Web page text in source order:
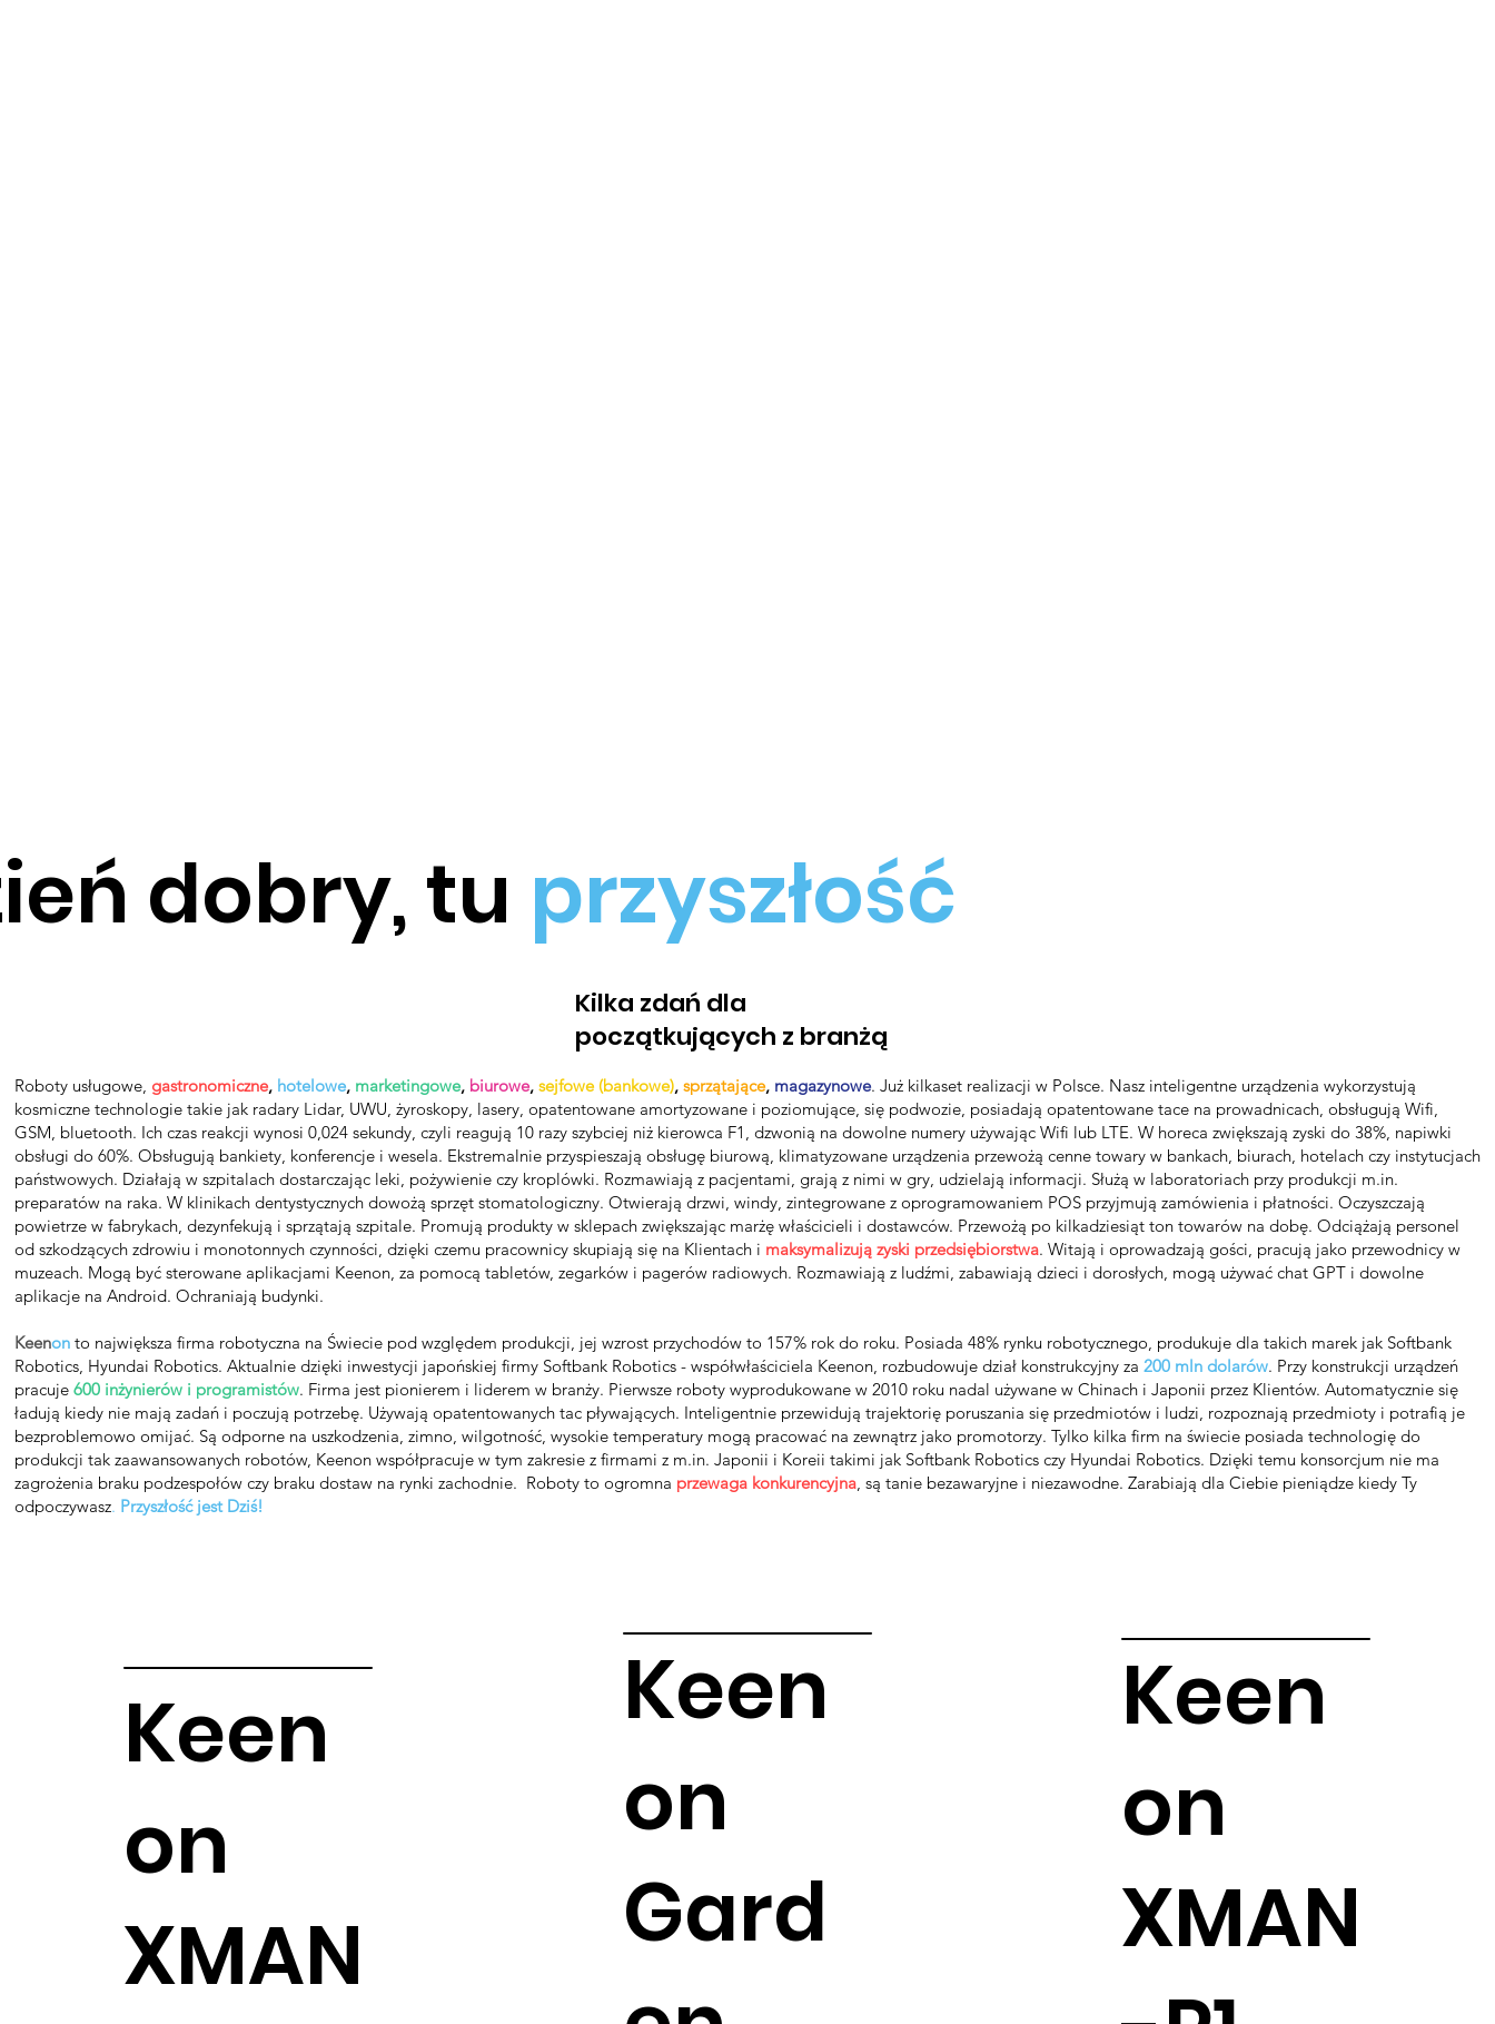
dobry, tu przyszłość
Roboty usługowe, gastronomiczne, hotelowe, marketingowe, biurowe, sejfowe (bankowe), sprzątające, magazynowe. Już kilkaset realizacji w Polsce. Nasz inteligentne urządzenia wykorzystują
kosmiczne technologie takie jak radary Lidar, UWU, żyroskopy, lasery, opatentowane amortyzowane i poziomujące, się podwozie, posiadają opatentowane tace na prowadnicach, obsługują Wifi,
GSM, bluetooth. Ich czas reakcji wynosi 0,024 sekundy, czyli reagują 10 razy szybciej niż kierowca F1, dzwonią na dowolne numery używając Wifi lub LTE. W horeca zwiększają zyski do 38%, napiwki
obsługi do 60%. Obsługują bankiety, konferencje i wesela. Ekstremalnie przyspieszają obsługę biurową, klimatyzowane urządzenia przewożą cenne towary w bankach, biurach, hotelach czy instytucjach
państwowych. Działają w szpitalach dostarczając leki, pożywienie czy kroplówki. Rozmawiają z pacjentami, grają z nimi w gry, udzielają informacji. Służą w laboratoriach przy produkcji m.in.
preparatów na raka. W klinikach dentystycznych dowożą sprzęt stomatologiczny. Otwierają drzwi, windy, zintegrowane z oprogramowaniem POS przyjmują zamówienia i płatności. Oczyszczają
powietrze w fabrykach, dezynfekują i sprzątają szpitale. Promują produkty w sklepach zwiększając marżę właścicieli i dostawców. Przewożą po kilkadziesiąt ton towarów na dobę. Odciążają personel
od szkodzących zdrowiu i monotonnych czynności, dzięki czemu pracownicy skupiają się na Klientach i maksymalizują zyski przedsiębiorstwa. Witają i oprowadzają gości, pracują jako przewodnicy w
muzeach. Mogą być sterowane aplikacjami Keenon, za pomocą tabletów, zegarków i pagerów radiowych. Rozmawiają z ludźmi, zabawiają dzieci i dorosłych, mogą używać chat GPT i dowolne
aplikacje na Android. Ochraniają budynki.
Keenonto największa firma robotyczna na Świecie pod względem produkcji, jej wzrost przychodów to 157% rok do roku. Posiada 48% rynku robotycznego, produkuje dla takich marek jak Softbank
Robotics, Hyundai Robotics. Aktualnie dzięki inwestycji japońskiej firmy Softbank Robotics - współwłaściciela Keenon, rozbudowuje dział konstrukcyjny za 200 mln dolarów. Przy konstrukcji urządzeń
pracuje 600 inżynierów i programistów. Firma jest pionierem i liderem w branży. Pierwsze roboty wyprodukowane w 2010 roku nadal używane w Chinach i Japonii przez Klientów. Automatycznie się
ładują kiedy nie mają zadań i poczują potrzebę. Używają opatentowanych tac pływających. Inteligentnie przewidują trajektorię poruszania się przedmiotów i ludzi, rozpoznają przedmioty i potrafią je
bezproblemowo omijać. Są odporne na uszkodzenia, zimno, wilgotność, wysokie temperatury mogą pracować na zewnątrz jako promotorzy. Tylko kilka firm na świecie posiada technologię do
produkcji tak zaawansowanych robotów, Keenon współpracuje w tym zakresie z firmami z m.in. Japonii i Koreii takimi jak Softbank Robotics czy Hyundai Robotics. Dzięki temu konsorcjum nie ma
zagrożenia braku podzespołów czy braku dostaw na rynki zachodnie. Roboty to ogromna przewaga konkurencyjna, są tanie bezawaryjne i niezawodne. Zarabiają dla Ciebie pieniądze kiedy Ty
odpoczywasz. Przyszłość jest Dziś!
Kilka zdań dla
początkujących z branżą
Keen
on
XMAN
Keen
on
Gard
Keen
on
XMAN